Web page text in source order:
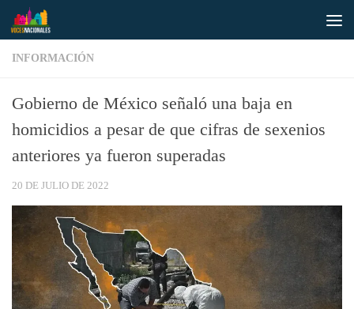
Saltar al contenido
INFORMACIÓN
Gobierno de México señaló una baja en
homicidios a pesar de que cifras de sexenios
anteriores ya fueron superadas
20 DE JULIO DE 2022